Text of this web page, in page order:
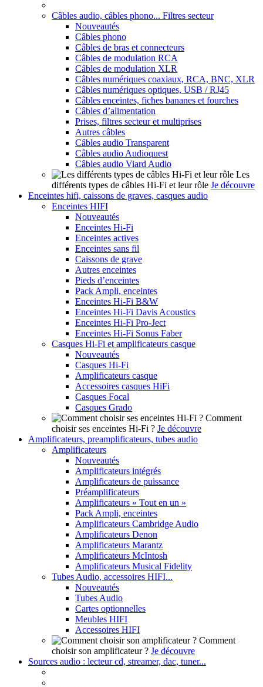
Câbles audio, câbles phono... Filtres secteur
Nouveautés
Câbles phono
Câbles de bras et connecteurs
Câbles de modulation RCA
Câbles de modulation XLR
Câbles numériques coaxiaux, RCA, BNC, XLR
Câbles numériques optiques, USB / RJ45
Câbles enceintes, fiches bananes et fourches
Câbles d’alimentation
Prises, filtres secteur et multiprises
Autres câbles
Câbles audio Transparent
Câbles audio Audioquest
Câbles audio Viard Audio
Les
différents types de câbles Hi-Fi et leur rôle Je découvre
Enceintes hifi, caissons de graves, casques audio
Enceintes HIFI
Nouveautés
Enceintes Hi-Fi
Enceintes actives
Enceintes sans fil
Caissons de grave
Autres enceintes
Pieds d’enceintes
Pack Ampli, enceintes
Enceintes Hi-Fi B&W
Enceintes Hi-Fi Davis Acoustics
Enceintes Hi-Fi Pro-Ject
Enceintes Hi-Fi Sonus Faber
Casques Hi-Fi et amplificateurs casque
Nouveautés
Casques Hi-Fi
Amplificateurs casque
Accessoires casques HiFi
Casques Focal
Casques Grado
Comment
choisir ses enceintes Hi-Fi ? Je découvre
Amplificateurs, preamplificateurs, tubes audio
Amplificateurs
Nouveautés
Amplificateurs intégrés
Amplificateurs de puissance
Préamplificateurs
Amplificateurs « Tout en un »
Pack Ampli, enceintes
Amplificateurs Cambridge Audio
Amplificateurs Denon
Amplificateurs Marantz
Amplificateurs McIntosh
Amplificateurs Musical Fidelity
Tubes Audio, accessoires HIFI...
Nouveautés
Tubes Audio
Cartes optionnelles
Meubles HIFI
Accessoires HIFI
Comment
choisir son amplificateur ? Je découvre
Sources audio : lecteur cd, streamer, dac, tuner...